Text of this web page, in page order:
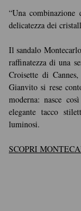
“Una
delicatezza dei
Il sandalo
raffinatezza di una
Croisette di
Gianvito si rese
moderna: nasce
elegante tacco
luminosi.
SCOPRI